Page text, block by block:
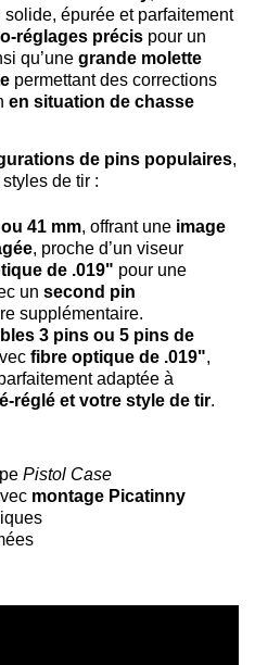
épurée et parfaitement
réglages précis pour un
qu’une grande molette
permettant des corrections
en situation de chasse
de pins populaires,
de tir :
41 mm, offrant une image
, proche d’un viseur
de .019" pour une
un second pin
supplémentaire.
3 pins ou 5 pins de
fibre optique de .019",
adaptée à
réglé et votre style de tir.
Pistol Case
montage Picatinny